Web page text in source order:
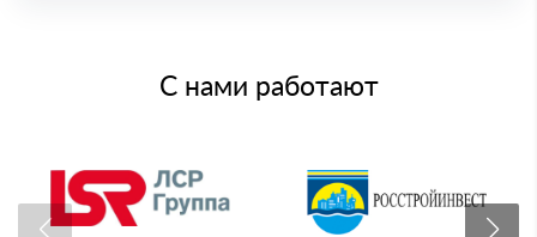
С нами работают